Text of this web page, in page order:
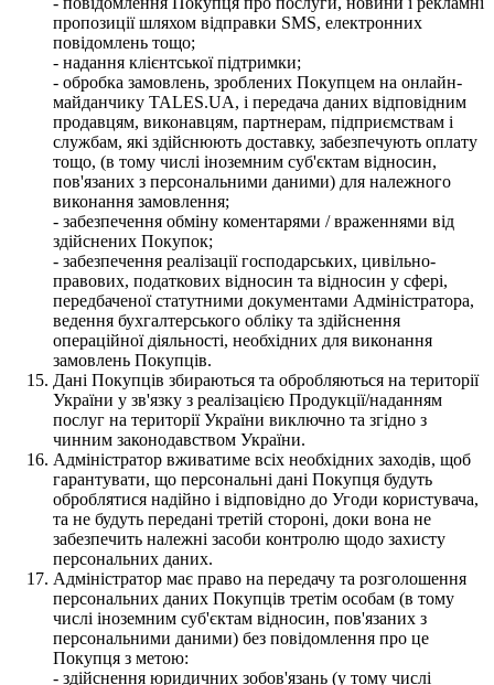
пропозиції шляхом відправки SMS, електронних
повідомлень тощо;
- надання клієнтської підтримки;
- обробка замовлень, зроблених Покупцем на онлайн-
майданчику TALES.UA, і передача даних відповідним
продавцям, виконавцям, партнерам, підприємствам і
службам, які здійснюють доставку, забезпечують оплату
тощо, (в тому числі іноземним суб'єктам відносин,
пов'язаних з персональними даними) для належного
виконання замовлення;
- забезпечення обміну коментарями / враженнями від
здійснених Покупок;
- забезпечення реалізації господарських, цивільно-
правових, податкових відносин та відносин у сфері,
передбаченої статутними документами Адміністратора,
ведення бухгалтерського обліку та здійснення
операційної діяльності, необхідних для виконання
замовлень Покупців.
Дані Покупців збираються та обробляються на території
України у зв'язку з реалізацією Продукції/наданням
послуг на території України виключно та згідно з
чинним законодавством України.
Адміністратор вживатиме всіх необхідних заходів, щоб
гарантувати, що персональні дані Покупця будуть
оброблятися надійно і відповідно до Угоди користувача,
та не будуть передані третій стороні, доки вона не
забезпечить належні засоби контролю щодо захисту
персональних даних.
Адміністратор має право на передачу та розголошення
персональних даних Покупців третім особам (в тому
числі іноземним суб'єктам відносин, пов'язаних з
персональними даними) без повідомлення про це
Покупця з метою:
- здійснення юридичних зобов'язань (у тому числі